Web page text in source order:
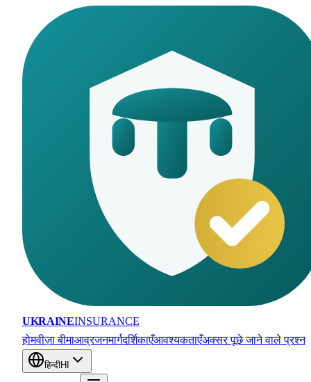
UKRAINEINSURANCE
होमवीज़ा बीमाआव्रजनमार्गदर्शिकाएँआवश्यकताएँअक्सर पूछे जाने वाले प्रश्न
हिन्दीHI